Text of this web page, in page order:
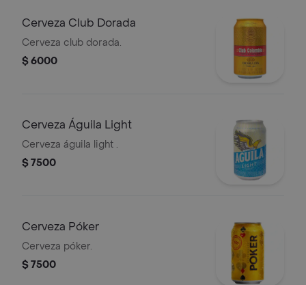
Cerveza Club Dorada
Cerveza club dorada.
$ 6000
Cerveza Águila Light
Cerveza águila light .
$ 7500
Cerveza Póker
Cerveza póker.
$ 7500